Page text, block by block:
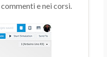
e nei corsi.